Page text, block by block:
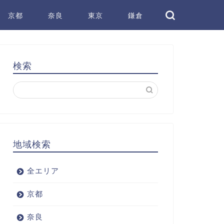
京都 奈良 東京 鎌倉
検索
地域検索
全エリア
京都
奈良